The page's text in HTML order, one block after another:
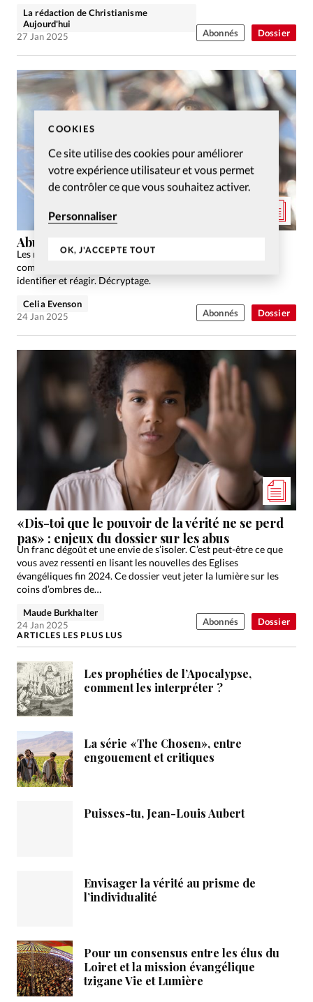
COOKIES
Ce site utilise des cookies pour améliorer
votre expérience utilisateur et vous permet
de contrôler ce que vous souhaitez activer.
Personnaliser
OK, J'ACCEPTE TOUT
Dossier
La rédaction de Christianisme
Aujourd'hui
27 Jan 2025
Abonnés
Dossier
Abus sexuel, spirituel, de quoi parle-t-on?
Les récents scandales d’abus rappellent l’urgence de bien
comprendre ce qu’est un abus afin de mieux les prévenir, les
identifier et réagir. Décryptage.
Celia Evenson
24 Jan 2025
Abonnés
Dossier
«Dis-toi que le pouvoir de la vérité ne se perd
pas» : enjeux du dossier sur les abus
Un franc dégoût et une envie de s’isoler. C’est peut-être ce que
vous avez ressenti en lisant les nouvelles des Eglises
évangéliques fin 2024. Ce dossier veut jeter la lumière sur les
coins d’ombres de…
Maude Burkhalter
24 Jan 2025
Abonnés
ARTICLES LES PLUS LUS
Les prophéties de l’Apocalypse,
comment les interpréter ?
La série «The Chosen», entre
engouement et critiques
Puisses-tu, Jean-Louis Aubert
Envisager la vérité au prisme de
l’individualité
Pour un consensus entre les élus du
Loiret et la mission évangélique
tzigane Vie et Lumière